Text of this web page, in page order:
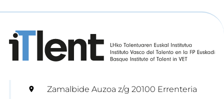
Zamalbide Auzoa z/g 20100 Errenteria